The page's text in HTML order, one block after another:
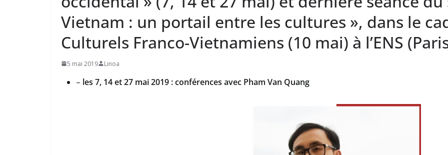
Vietnam : un portail entre les cultures », dans le
Culturels Franco-Vietnamiens (10 mai) à l’ENS
5 mai 2019 Linoa
– les 7, 14 et 27 mai 2019 : conférences avec Pham Van Quang